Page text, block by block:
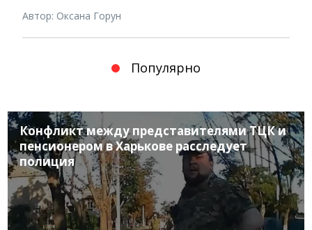
Автор: Оксана Горун
Популярно
Конфликт между представителями ТЦК и
пенсионером в Харькове расследует
полиция